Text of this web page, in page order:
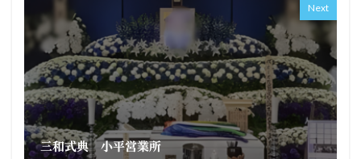
Next
三和式典 小平営業所